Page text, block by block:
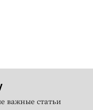
важные статьи